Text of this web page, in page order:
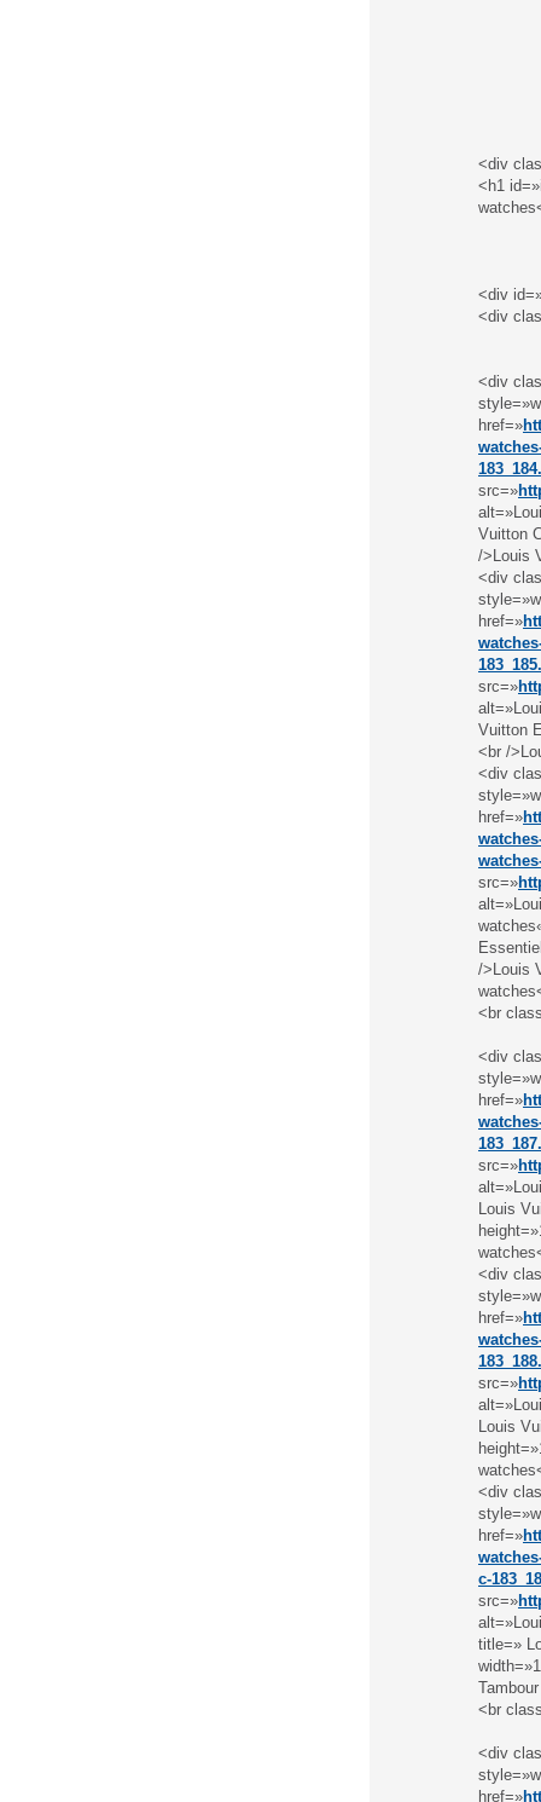
<div
<h1
<div
<div
<div
href=»
src=»
Vuitton
/>Louis
<div
href=»
src=»
Vuitton
<br /
<div
href=»
src=»
/>Louis
<br
<div
href=»
src=»
Louis
<div
href=»
src=»
Louis
<div
href=»
c-
src=»
title=»
<br
<div
href=»